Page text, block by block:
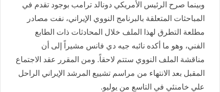
وبينما صرح الرئيس الأمريكي دونالد ترامب بوجود تقدم في
المباحثات المتعلقة بالبرنامج النووي الإيراني، نفت مصادر
مطلعة التطرق لهذا الملف خلال المحادثات ذات الطابع
الفني، وهو ما أكده نائبه جيه دي فانس مشيراً إلى أن
مناقشة الملف النووي ستتم لاحقاً. ومن المقرر عقد الاجتماع
المقبل بعد الانتهاء من مراسم تشييع المرشد الإيراني الراحل
علي خامنئي في التاسع من يوليو.